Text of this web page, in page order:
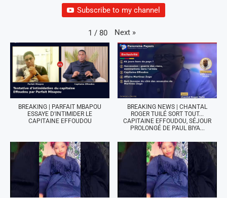
Subscribe to my channel
1 / 80 Next »
BREAKING | PARFAIT MBAPOU
ESSAYE D'INTIMIDER LE
CAPITAINE EFFOUDOU
BREAKING NEWS | CHANTAL
ROGER TUILÉ SORT TOUT...
CAPITAINE EFFOUDOU, SÉJOUR
PROLONGÉ DE PAUL BIYA...